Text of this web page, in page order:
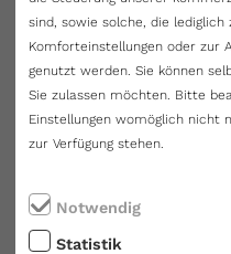
Bitte laden Sie hier Ihre
(idealerweise als PDF oder
Hier hochladen
Wie sind Sie auf uns
sind, sowie solche, die
Komforteinstellungen oder zur
genutzt werden. Sie können
Sie zulassen möchten. Bitte
Einstellungen womöglich nicht
zur Verfügung stehen.
Notwendig
Statistik